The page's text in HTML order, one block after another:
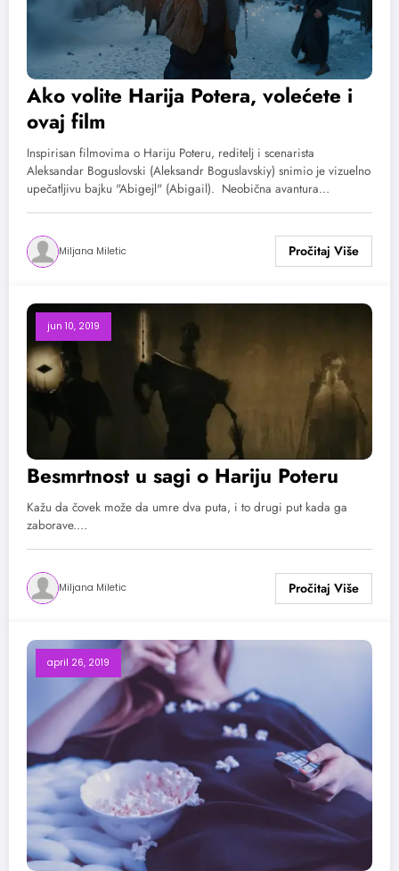
Ako volite Harija Potera, volećete i
ovaj film
Inspirisan filmovima o Hariju Poteru, reditelj i scenarista
Aleksandar Boguslovski (Aleksandr Boguslavskiy) snimio je vizuelno
upečatljivu bajku "Abigejl" (Abigail). Neobična avantura…
Miljana Miletic
jun 10, 2019
Besmrtnost u sagi o Hariju Poteru
Kažu da čovek može da umre dva puta, i to drugi put kada ga
zaborave.…
Miljana Miletic
april 26, 2019